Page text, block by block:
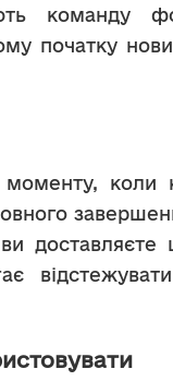
команду
початку
коли